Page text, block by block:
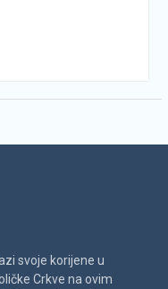
svoje korijene u
Crkve na ovim